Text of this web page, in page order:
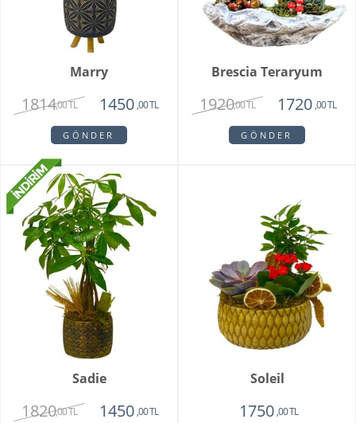
Marry
1814,00 TL 1450 ,00 TL
GÖNDER
Brescia Teraryum
1920,00 TL 1720 ,00 TL
GÖNDER
Sadie
1820,00 TL 1450 ,00 TL
Soleil
1750 ,00 TL